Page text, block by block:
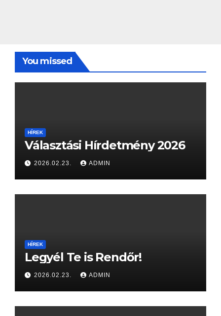
You missed
HÍREK
Választási Hírdetmény 2026
2026.02.23. ADMIN
HÍREK
Legyél Te is Rendőr!
2026.02.23. ADMIN